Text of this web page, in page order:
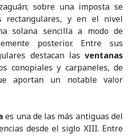
sobre una imposta se
rectangulares, y en el nivel
solana sencilla a modo de
posterior. Entre sus
destacan las ventanas
conopiales y carpaneles, de
aportan un notable valor
es una de las más antiguas del
desde el siglo XIII. Entre